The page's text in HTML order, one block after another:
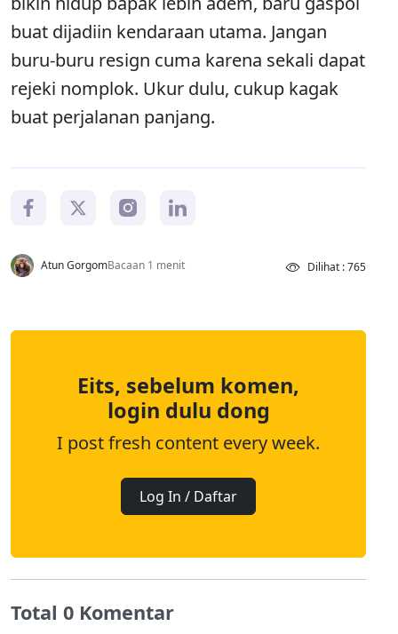
buat dijadiin kendaraan utama. Jangan
buru-buru resign cuma karena sekali dapat
rejeki nomplok. Ukur dulu, cukup kagak
buat perjalanan panjang.
Atun GorgomBacaan 1 menit Dilihat : 765
Eits, sebelum komen,
login dulu dong
I post fresh content every week.
Log In / Daftar
Total 0 Komentar